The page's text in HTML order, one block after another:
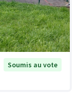
Soumis au vote